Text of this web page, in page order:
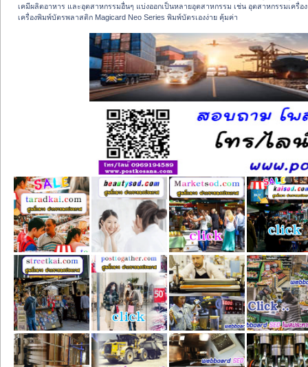
เคมีผลิตอาหาร และอุตสาหกรรมอื่นๆ แบ่งออกเป็นหลายอุตสาหกรรม เช่น อุตสาหกรรมเครื่
เครื่องพิมพ์บัตรพลาสติก Magicard Neo Series พิมพ์บัตรเองง่าย คุ้มค่า